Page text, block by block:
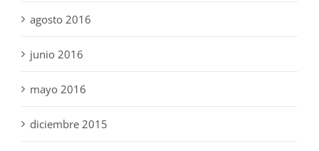
agosto 2016
junio 2016
mayo 2016
diciembre 2015